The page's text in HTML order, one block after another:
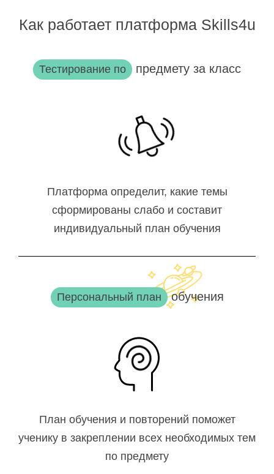
Как работает платформа Skills4u
Тестирование по предмету за класс
Платформа определит, какие темы
сформированы слабо и составит
индивидуальный план обучения
Персональный план обучения
План обучения и повторений поможет
ученику в закреплении всех необходимых тем
по предмету